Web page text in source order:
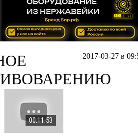
2017-03-27 в
ПИВОВАРЕНИЮ
00:11:53